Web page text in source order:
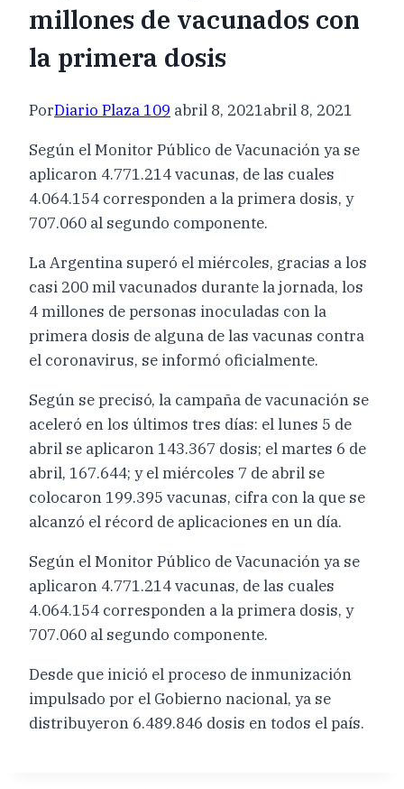
millones de vacunados con
la primera dosis
PorDiario Plaza 109 abril 8, 2021abril 8, 2021
Según el Monitor Público de Vacunación ya se
aplicaron 4.771.214 vacunas, de las cuales
4.064.154 corresponden a la primera dosis, y
707.060 al segundo componente.
La Argentina superó el miércoles, gracias a los
casi 200 mil vacunados durante la jornada, los
4 millones de personas inoculadas con la
primera dosis de alguna de las vacunas contra
el coronavirus, se informó oficialmente.
Según se precisó, la campaña de vacunación se
aceleró en los últimos tres días: el lunes 5 de
abril se aplicaron 143.367 dosis; el martes 6 de
abril, 167.644; y el miércoles 7 de abril se
colocaron 199.395 vacunas, cifra con la que se
alcanzó el récord de aplicaciones en un día.
Según el Monitor Público de Vacunación ya se
aplicaron 4.771.214 vacunas, de las cuales
4.064.154 corresponden a la primera dosis, y
707.060 al segundo componente.
Desde que inició el proceso de inmunización
impulsado por el Gobierno nacional, ya se
distribuyeron 6.489.846 dosis en todos el país.